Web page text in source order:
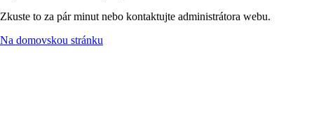
Zkuste to za pár minut nebo kontaktujte administrátora webu.
Na domovskou stránku